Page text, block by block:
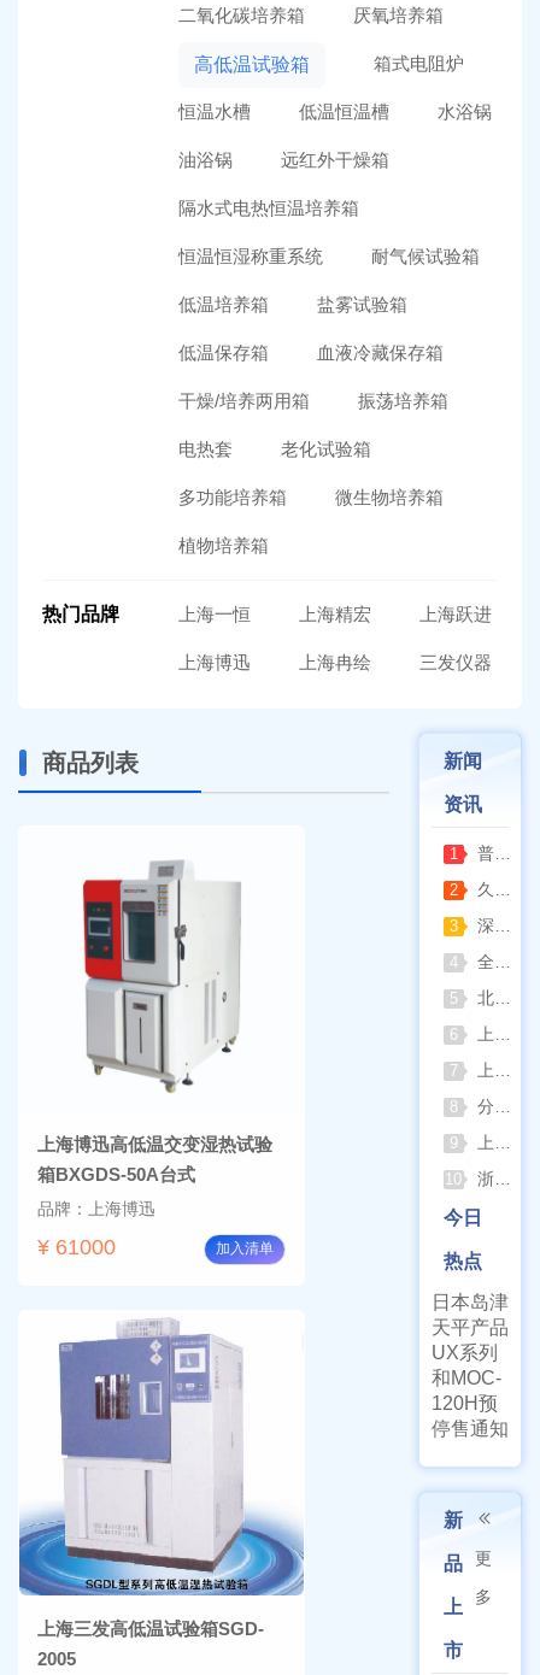
二氧化碳培养箱 厌氧培养箱
高低温试验箱 箱式电阻炉
恒温水槽 低温恒温槽 水浴锅
油浴锅 远红外干燥箱
隔水式电热恒温培养箱
恒温恒湿称重系统 耐气候试验箱
低温培养箱 盐雾试验箱
低温保存箱 血液冷藏保存箱
干燥/培养两用箱 振荡培养箱
电热套 老化试验箱
多功能培养箱 微生物培养箱
植物培养箱
热门品牌 上海一恒 上海精宏 上海跃进
上海博迅 上海冉绘 三发仪器
商品列表
上海博迅高低温交变湿热试验
箱BXGDS-50A台式
品牌：上海博迅
¥ 61000 加入清单
上海三发高低温试验箱SGD-
2005
新闻
资讯
1 普通烘箱和耐腐蚀烘箱区分
2 久兴医疗高压蒸汽灭菌器：制药科研灭菌的可靠之选
3 深那静音超声波清洗仪：科研洁净新标准，安静高效更安心
4 全自动凯氏定氮仪测定焦炭中氮 上海纤检助力焦化行业精准检测
5 北京六一电泳仪完整选型指南（分电泳槽 + 电源两大模块，按实验场景直接匹配）
6 上海仪电吸光光度法和荧光分析法的异同
7 上海佑科GC-7860系列网络化气相色谱仪
8 分清生物安全柜与洁净工作台 苏州安泰科普两类设备差异
9 上海申安灭菌器外排、内排与干燥功能全解析
10 浙江孚夏：打造合规可靠的实验室洁净装备
今日
热点
日本岛津
天平产品
UX系列
和MOC-
120H预
停售通知
新
品
上
市
更
多